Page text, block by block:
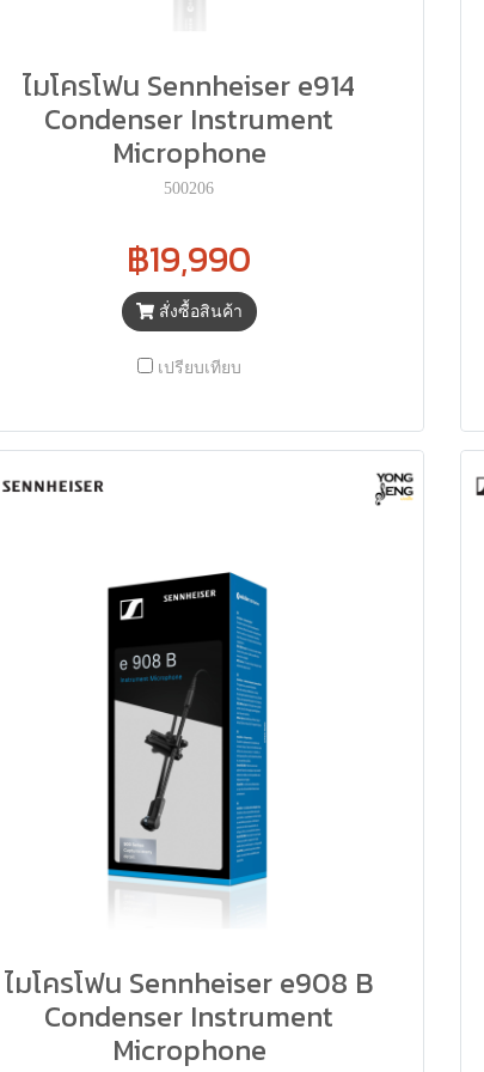
ไมโครโฟน Sennheiser e914
Condenser Instrument
Microphone
500206
฿19,990
สั่งซื้อสินค้า
เปรียบเทียบ
ไมโครโฟน Sennheiser e908 B
Condenser Instrument
Microphone